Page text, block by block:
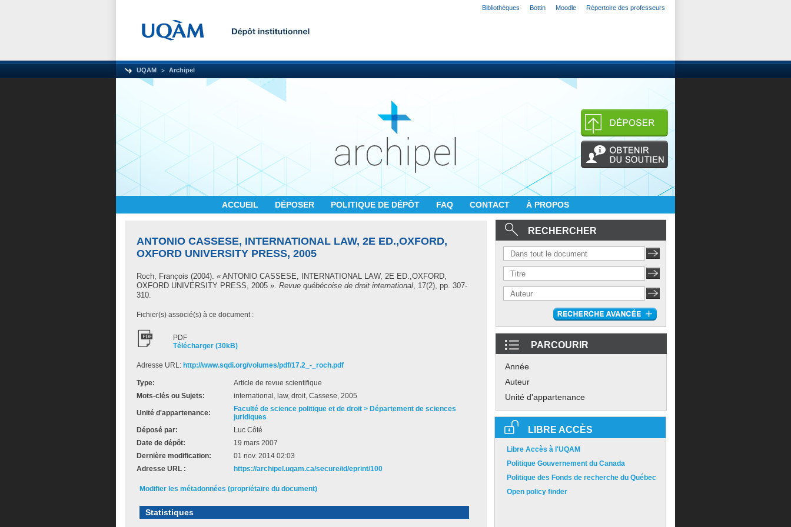
Bibliothèques Bottin Moodle Répertoire des professeurs
UQAM Archipel
ACCUEIL DÉPOSER POLITIQUE DE DÉPÔT FAQ CONTACT À PROPOS
ANTONIO CASSESE, INTERNATIONAL LAW, 2E ED.,OXFORD,
OXFORD UNIVERSITY PRESS, 2005
Roch, François (2004). « ANTONIO CASSESE, INTERNATIONAL LAW, 2E ED.,OXFORD,
OXFORD UNIVERSITY PRESS, 2005 ». Revue québécoise de droit international, 17(2), pp. 307-
310.
Fichier(s) associé(s) à ce document :
PDF
Télécharger (30kB)
Adresse URL: http://www.sqdi.org/volumes/pdf/17.2_-_roch.pdf
Type:
Article de revue scientifique
Mots-clés ou Sujets:
international, law, droit, Cassese, 2005
Unité d'appartenance:
Faculté de science politique et de droit > Département de sciences
juridiques
Déposé par:
Luc Côté
Date de dépôt:
19 mars 2007
Dernière modification:
01 nov. 2014 02:03
Adresse URL :
https://archipel.uqam.ca/secure/id/eprint/100
Modifier les métadonnées (propriétaire du document)
Statistiques
RECHERCHER
PARCOURIR
Année
Auteur
Unité d'appartenance
LIBRE ACCÈS
Libre Accès à l'UQAM
Politique Gouvernement du Canada
Politique des Fonds de recherche du Québec
Open policy finder